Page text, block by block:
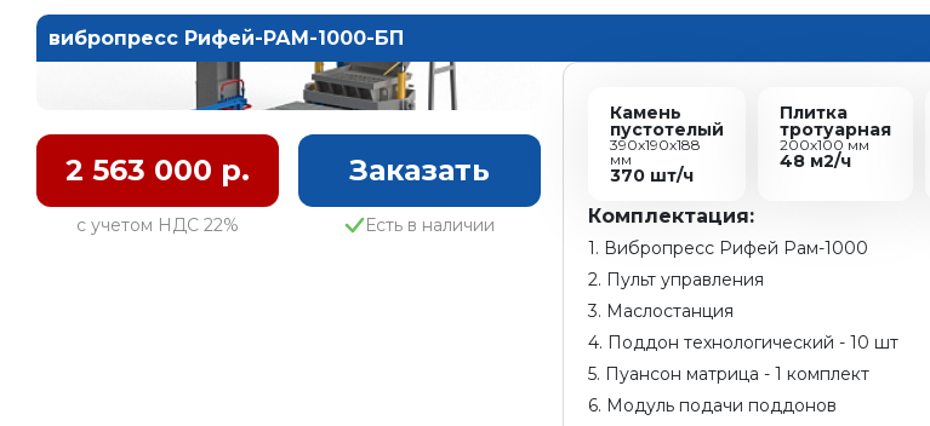
вибропресс Рифей-РАМ-1000-БП
2 563 000 р.
с учетом НДС 22%
Заказать
Есть в наличии
Камень
пустотелый
390х190х188
мм
370 шт/ч
Плитка
тротуарная
200х100 мм
48 м2/ч
Комплектация:
1. Вибропресс Рифей Рам-1000
2. Пульт управления
3. Маслостанция
4. Поддон технологический - 10 шт
5. Пуансон матрица - 1 комплект
6. Модуль подачи поддонов